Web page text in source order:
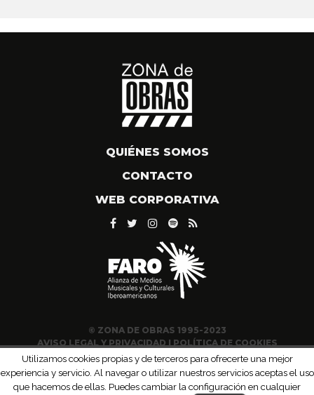
QUIÉNES SOMOS
CONTACTO
WEB CORPORATIVA
© ZONA DE OBRAS 1995-2023
AVISO LEGAL Y PRIVACIDAD|POLÍTICA DE COOKIES
Utilizamos cookies propias y de terceros para ofrecerte una mejor
experiencia y servicio. Al navegar o utilizar nuestros servicios aceptas el uso
que hacemos de ellas. Puedes cambiar la configuración en cualquier